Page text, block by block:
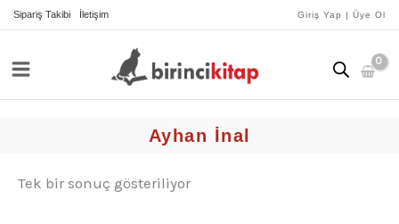
İçeriğe
Sipariş Takibi İletişim Giriş Yap | Üye Ol
Ayhan İnal
Tek bir sonuç gösteriliyor